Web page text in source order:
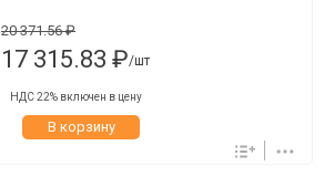
20 371.56 ₽
17 315.83 ₽/шт
НДС 22% включен в цену
В корзину